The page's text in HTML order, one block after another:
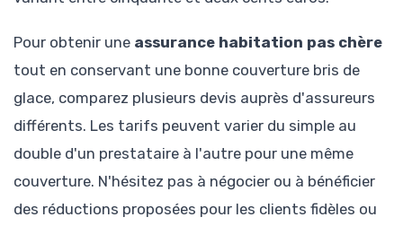
Pour obtenir une assurance habitation pas chère
tout en conservant une bonne couverture bris de
glace, comparez plusieurs devis auprès d'assureurs
différents. Les tarifs peuvent varier du simple au
double d'un prestataire à l'autre pour une même
couverture. N'hésitez pas à négocier ou à bénéficier
des réductions proposées pour les clients fidèles ou